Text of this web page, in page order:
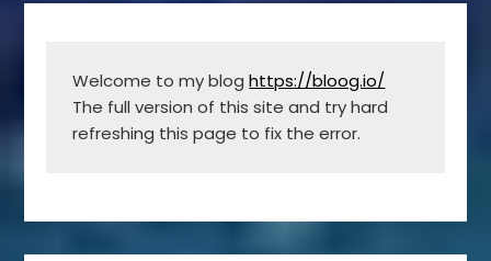
Welcome to my blog https://bloog.io/
The full version of this site and try hard
refreshing this page to fix the error.